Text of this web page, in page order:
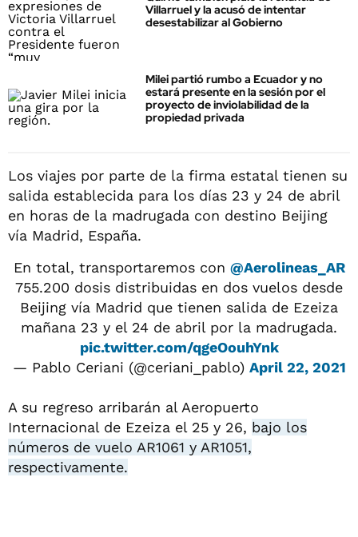
Villarruel y la acusó de intentar
desestabilizar al Gobierno
Milei partió rumbo a Ecuador y no
estará presente en la sesión por el
proyecto de inviolabilidad de la
propiedad privada
Los viajes por parte de la firma estatal tienen su
salida establecida para los días 23 y 24 de abril
en horas de la madrugada con destino Beijing
vía Madrid, España.
En total, transportaremos con @Aerolineas_AR
755.200 dosis distribuidas en dos vuelos desde
Beijing vía Madrid que tienen salida de Ezeiza
mañana 23 y el 24 de abril por la madrugada.
pic.twitter.com/qgeOouhYnk
— Pablo Ceriani (@ceriani_pablo) April 22, 2021
A su regreso arribarán al Aeropuerto
Internacional de Ezeiza el 25 y 26, bajo los
números de vuelo AR1061 y AR1051,
respectivamente.